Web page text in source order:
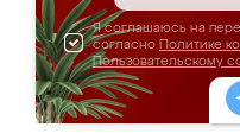
Я соглашаюсь на
согласно Политике
Пользовательскому